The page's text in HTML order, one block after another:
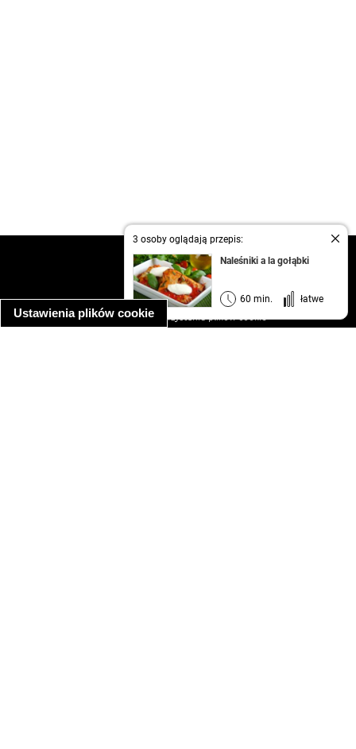
Ustawienia plików cookie
3 osoby oglądają przepis:
Naleśniki a la gołąbki
60 min. łatwe
kontakt
regulamin
informacja o prywatności
informacja o wykorzystaniu plików cookie